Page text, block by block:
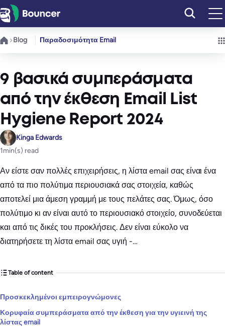
Μετάβαση
στο
περιεχόμενο
Blog Παραδοσιμότητα Email
9 βασικά συμπεράσματα
από την έκθεση Email List
Hygiene Report 2024
Kinga Edwards
1min(s) read
Αν είστε σαν πολλές επιχειρήσεις, η λίστα email σας είναι ένα
από τα πιο πολύτιμα περιουσιακά σας στοιχεία, καθώς
αποτελεί μια άμεση γραμμή με τους πελάτες σας. Όμως, όσο
πολύτιμο κι αν είναι αυτό το περιουσιακό στοιχείο, συνοδεύεται
και από τις δικές του προκλήσεις. Δεν είναι εύκολο να
διατηρήσετε τη λίστα email σας υγιή -…
Table of content
Προσκεκλημένοι εμπειρογνώμονες
Κορυφαία συμπεράσματα από την έκθεση για την υγιεινή της
λίστας email